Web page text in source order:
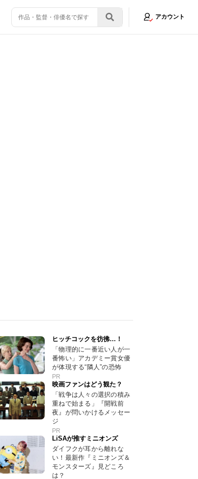
アカウント
ヒッチコックを彷彿…！
「物理的に一番近い人が一
番怖い」アカデミー賞女優
が体現する“隣人”の恐怖
PR
映画ファンはどう観た？
「戦争は人々の選択の積み
重ねで始まる」『開戦前
夜』が問いかけるメッセー
ジ
PR
LiSAが推すミニオンズ
ダイフクが耳から離れな
い！最新作『ミニオンズ＆
モンスターズ』見どころ
は？